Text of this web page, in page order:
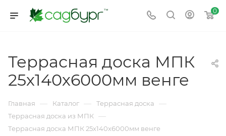
0
Террасная доска МПК
25х140х6000мм венге
Главная — Каталог — Террасная доска —
Террасная доска из МПК —
Террасная доска МПК 25х140х6000мм венге